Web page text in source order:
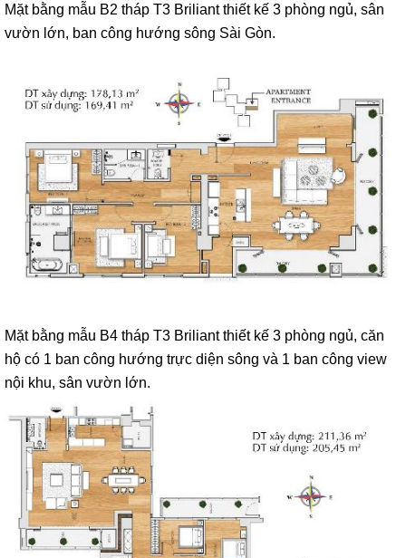
Mặt bằng mẫu B2 tháp T3 Briliant thiết kế 3 phòng ngủ, sân
vườn lớn, ban công hướng sông Sài Gòn.
Mặt bằng mẫu B4 tháp T3 Briliant thiết kế 3 phòng ngủ, căn
hộ có 1 ban công hướng trực diện sông và 1 ban công view
nội khu, sân vườn lớn.